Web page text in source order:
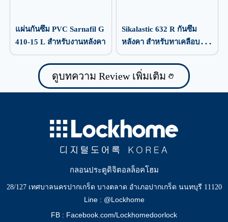
แผ่นกันซึม PVC Sarnafil G
410-15 L สำหรับงานหลังคา
Sikalastic 632 R กันซึม
หลังคา สำหรับทาเคลือบ
ป้องกันน้ำรั่วซึม
ดูบทความ Review เพิ่มเติม
กลอนประตูดิจิตอลล็อคโฮม
28/127 เทศบาลนครปากเกร็ด บางตลาด อำเภอปากเกร็ด นนทบุรี 11120
Line : @Lockhome
FB : Facebook.com/Lockhomedoorlock